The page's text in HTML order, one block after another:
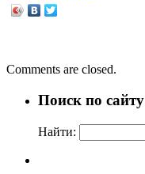
Comments are closed.
Поиск по сайту
Найти: